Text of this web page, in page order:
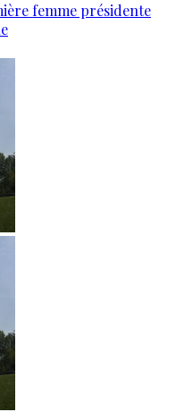
femme présidente